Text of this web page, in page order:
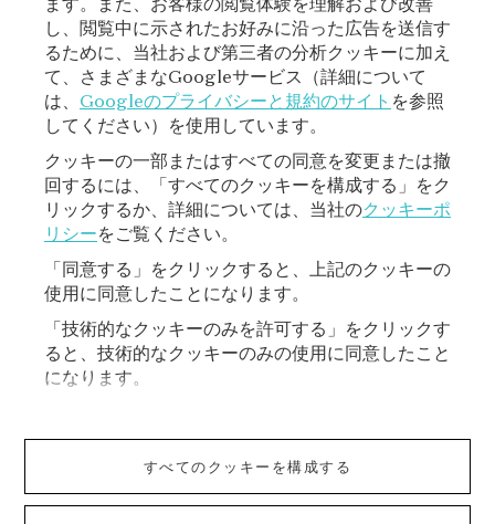
ニュースレターに登録する
登録
VAN CLEEF & ARPELS
し、閲覧中に示されたお好みに沿った広告を送信す
るために、当社および第三者の分析クッキーに加え
て、さまざまなGoogleサービス（詳細について
は、 Googleのプライバシーと規約のサイト を参照
してください）を使用しています。
クッキーの一部またはすべての同意を変更または撤
回するには、「すべてのクッキーを構成する」をク
リックするか、詳細については、当社のクッキーポ
リシーをご覧ください。
「同意する」をクリックすると、上記のクッキーの
使用に同意したことになります。
「技術的なクッキーのみを許可する」をクリックす
ると、技術的なクッキーのみの使用に同意したこと
になります。
すべてのクッキーを構成する